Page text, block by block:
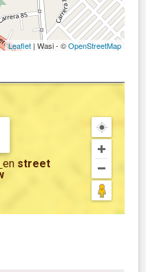
Leaflet | Wasi - ©OpenStreetMap
en street